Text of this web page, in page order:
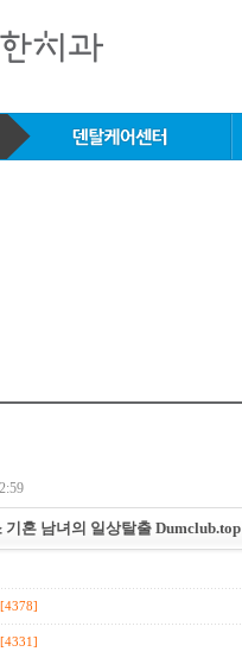
기혼 남녀의 일상탈출 Dumclub.top
[4378]
[4331]